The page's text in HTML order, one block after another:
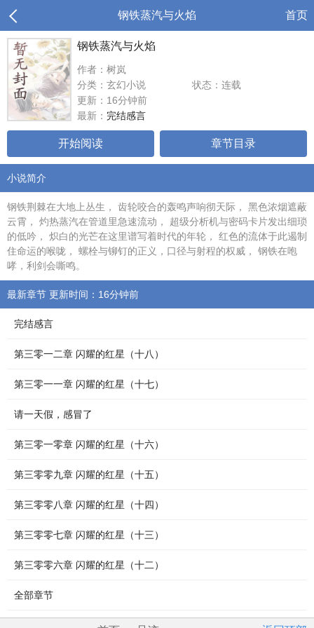
钢铁蒸汽与火焰 首页
钢铁蒸汽与火焰
作者：树岚
分类：玄幻小说
状态：连载
更新：16分钟前
最新： 完结感言
开始阅读 章节目录
小说简介
钢铁荆棘在大地上丛生， 齿轮咬合的轰鸣声响彻天际， 黑色浓烟遮蔽
云霄， 灼热蒸汽在管道里急速流动， 超级分析机与密码卡片发出细琐
的低吟， 炽白的光芒在这里谱写着时代的年轮， 红色的流体于此遏制
住命运的喉咙， 螺栓与铆钉的正义，口径与射程的权威， 钢铁在咆
哮，利剑会嘶鸣。
最新章节 更新时间：16分钟前
完结感言
第三零一二章 闪耀的红星（十八）
第三零一一章 闪耀的红星（十七）
请一天假，感冒了
第三零一零章 闪耀的红星（十六）
第三零零九章 闪耀的红星（十五）
第三零零八章 闪耀的红星（十四）
第三零零七章 闪耀的红星（十三）
第三零零六章 闪耀的红星（十二）
全部章节